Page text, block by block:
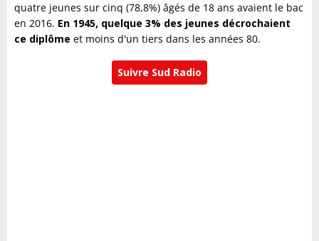
quatre jeunes sur cinq (78,8%) âgés de 18 ans avaient le bac
en 2016. En 1945, quelque 3% des jeunes décrochaient
ce diplôme et moins d'un tiers dans les années 80.
Suivre Sud Radio